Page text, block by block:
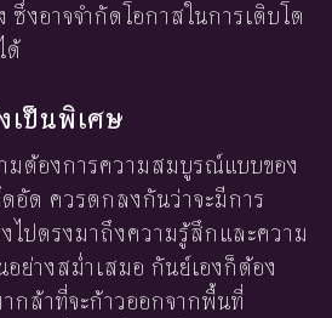
งอาจจำกัดโอกาสในการเติบโต
ด้
เป็นพิเศษ
มต้องการความสมบูรณ์แบบของ
อัด ควรตกลงกันว่าจะมีการ
ไปตรงมาถึงความรู้สึกและความ
ย่างสม่ำเสมอ กันย์เองก็ต้อง
กล้าที่จะก้าวออกจากพื้นที่